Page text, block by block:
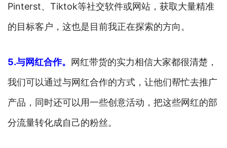
Pinterst、Tiktok等社交软件或网站，获取大量精准
的目标客户，这也是目前我正在探索的方向。
5.与网红合作。
网红带货的实力相信大家都很清楚，
我们可以通过与网红合作的方式，让他们帮忙去推广
产品，同时还可以用一些创意活动，把这些网红的部
分流量转化成自己的粉丝。